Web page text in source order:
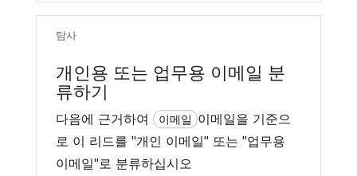
탐사
개인용 또는 업무용 이메일 분
류하기
다음에 근거하여 이메일 이메일을 기준으
로 이 리드를 "개인 이메일" 또는 "업무용
이메일"로 분류하십시오